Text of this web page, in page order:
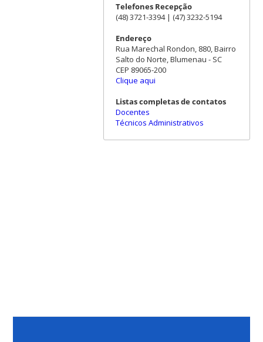
Telefones Recepção
(48) 3721-3394 | (47) 3232-5194
Endereço
Rua Marechal Rondon, 880, Bairro
Salto do Norte, Blumenau - SC
CEP 89065-200
Clique aqui
Listas completas de contatos
Docentes
Técnicos Administrativos